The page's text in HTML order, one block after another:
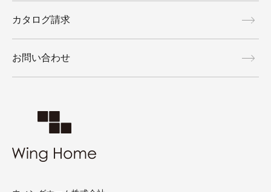
カタログ請求
お問い合わせ